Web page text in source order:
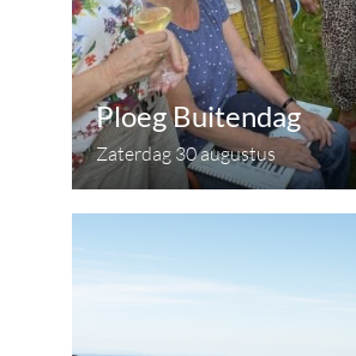
Ploeg Buitendag
Zaterdag 30 augustus